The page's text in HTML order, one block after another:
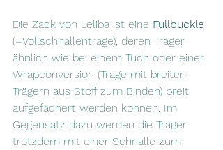
Die Zack von Leliba ist eine Fullbuckle
(=Vollschnallentrage), deren Träger
ähnlich wie bei einem Tuch oder einer
Wrapconversion (Trage mit breiten
Trägern aus Stoff zum Binden) breit
aufgefächert werden können. Im
Gegensatz dazu werden die Träger
trotzdem mit einer Schnalle zum